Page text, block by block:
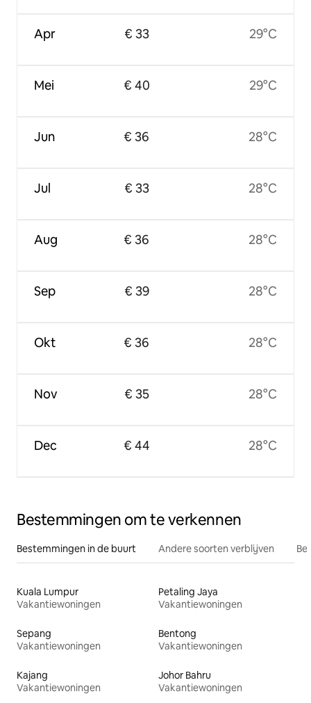
Apr
Mei
Jun
Jul
Aug
Sep
Okt
Nov
Dec
€ 33
€ 40
€ 36
€ 33
€ 36
€ 39
€ 36
€ 35
€ 44
29°C
29°C
28°C
28°C
28°C
28°C
28°C
28°C
28°C
Bestemmingen om te verkennen
Bestemmingen in de buurt Andere soorten verblijven
Kuala Lumpur
Vakantiewoningen
Petaling Jaya
Vakantiewoningen
Sepang
Vakantiewoningen
Bentong
Vakantiewoningen
Kajang
Vakantiewoningen
Johor Bahru
Vakantiewoningen